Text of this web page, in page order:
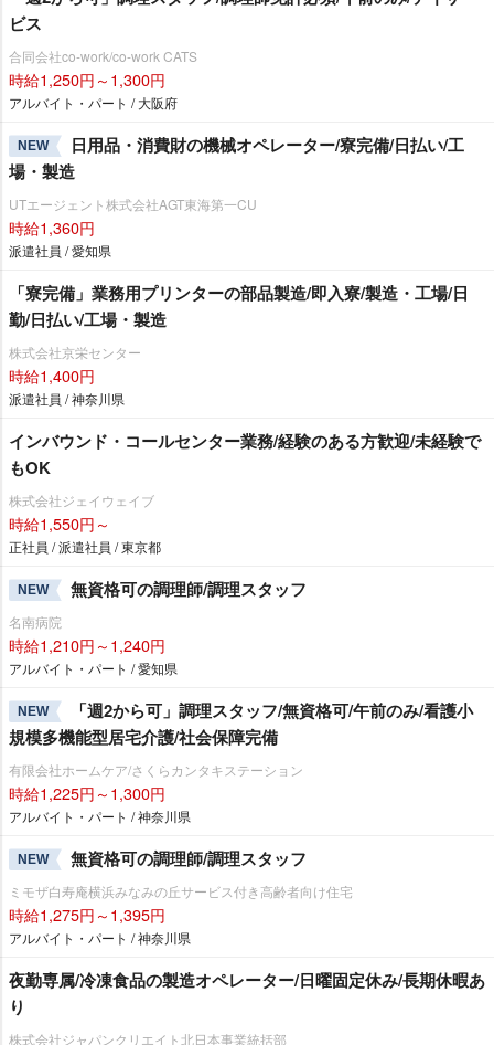
ビス
合同会社co-work/co-work CATS
時給1,250円～1,300円
アルバイト・パート / 大阪府
NEW
日用品・消費財の機械オペレーター/寮完備/日払い/工
場・製造
UTエージェント株式会社AGT東海第一CU
時給1,360円
派遣社員 / 愛知県
「寮完備」業務用プリンターの部品製造/即入寮/製造・工場/日
勤/日払い/工場・製造
株式会社京栄センター
時給1,400円
派遣社員 / 神奈川県
インバウンド・コールセンター業務/経験のある方歓迎/未経験で
もOK
株式会社ジェイウェイブ
時給1,550円～
正社員 / 派遣社員 / 東京都
NEW 無資格可の調理師/調理スタッフ
名南病院
時給1,210円～1,240円
アルバイト・パート / 愛知県
NEW
「週2から可」調理スタッフ/無資格可/午前のみ/看護小
規模多機能型居宅介護/社会保障完備
有限会社ホームケア/さくらカンタキステーション
時給1,225円～1,300円
アルバイト・パート / 神奈川県
NEW 無資格可の調理師/調理スタッフ
ミモザ白寿庵横浜みなみの丘サービス付き高齢者向け住宅
時給1,275円～1,395円
アルバイト・パート / 神奈川県
夜勤専属/冷凍食品の製造オペレーター/日曜固定休み/長期休暇あ
り
株式会社ジャパンクリエイト北日本事業統括部